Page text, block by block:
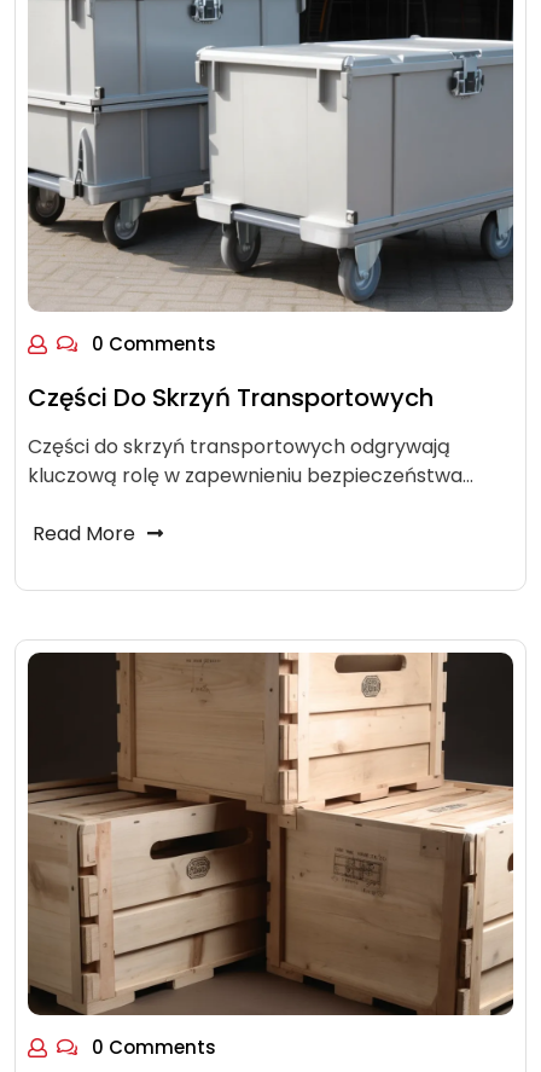
0 Comments
Części Do Skrzyń Transportowych
Części do skrzyń transportowych odgrywają
kluczową rolę w zapewnieniu bezpieczeństwa…
Read More
0 Comments